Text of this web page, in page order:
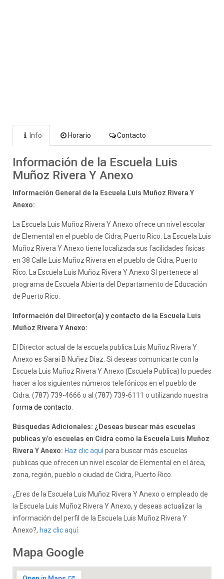
Info Horario Contacto
Información de la Escuela Luis
Muñoz Rivera Y Anexo
Información General de la Escuela Luis Muñoz Rivera Y
Anexo:
La Escuela Luis Muñoz Rivera Y Anexo ofrece un nivel escolar
de Elemental en el pueblo de Cidra, Puerto Rico. La Escuela Luis
Muñoz Rivera Y Anexo tiene localizada sus facilidades fisicas
en 38 Calle Luis Muñoz Rivera en el pueblo de Cidra, Puerto
Rico. La Escuela Luis Muñoz Rivera Y Anexo SI pertenece al
programa de Escuela Abierta del Departamento de Educación
de Puerto Rico.
Información del Director(a) y contacto de la Escuela Luis
Muñoz Rivera Y Anexo:
El Director actual de la escuela publica Luis Muñoz Rivera Y
Anexo es Sarai B Nuñez Diaz. Si deseas comunicarte con la
Escuela Luis Muñoz Rivera Y Anexo (Escuela Publica) lo puedes
hacer a los siguientes números telefónicos en el pueblo de
Cidra: (787) 739-4666 o al (787) 739-6111 o utilizando nuestra
forma de contacto
Búsquedas Adicionales: ¿Deseas buscar más escuelas
publicas y/o escuelas en Cidra como la Escuela Luis Muñoz
Rivera Y Anexo: Haz clic aquípara buscar más escuelas
publicas que ofrecen un nivel escolar de Elemental en el área,
zona, región, pueblo o ciudad de Cidra, Puerto Rico.
¿Eres de la Escuela Luis Muñoz Rivera Y Anexo o empleado de
la Escuela Luis Muñoz Rivera Y Anexo, y deseas actualizar la
información del perfil de la Escuela Luis Muñoz Rivera Y
Anexo?, haz clic aquí.
Mapa Google